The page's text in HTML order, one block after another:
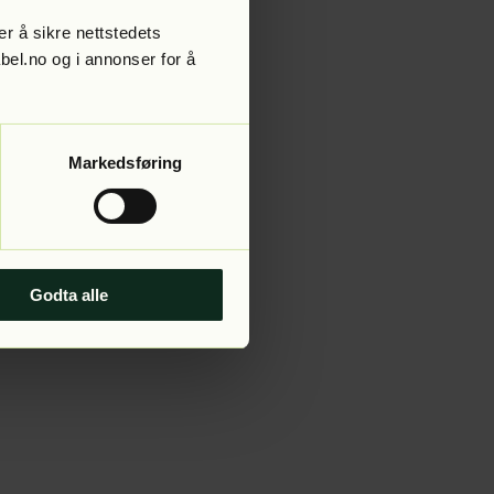
å sikre nettstedets
og i annonser for å
Markedsføring
Godta alle